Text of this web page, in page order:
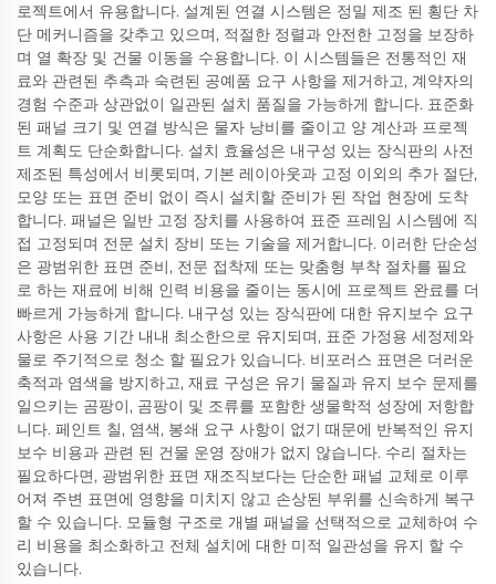
로젝트에서 유용합니다. 설계된 연결 시스템은 정밀 제조 된 횡단 차
단 메커니즘을 갖추고 있으며, 적절한 정렬과 안전한 고정을 보장하
며 열 확장 및 건물 이동을 수용합니다. 이 시스템들은 전통적인 재
료와 관련된 추측과 숙련된 공예품 요구 사항을 제거하고, 계약자의
경험 수준과 상관없이 일관된 설치 품질을 가능하게 합니다. 표준화
된 패널 크기 및 연결 방식은 물자 낭비를 줄이고 양 계산과 프로젝
트 계획도 단순화합니다. 설치 효율성은 내구성 있는 장식판의 사전
제조된 특성에서 비롯되며, 기본 레이아웃과 고정 이외의 추가 절단,
모양 또는 표면 준비 없이 즉시 설치할 준비가 된 작업 현장에 도착
합니다. 패널은 일반 고정 장치를 사용하여 표준 프레임 시스템에 직
접 고정되며 전문 설치 장비 또는 기술을 제거합니다. 이러한 단순성
은 광범위한 표면 준비, 전문 접착제 또는 맞춤형 부착 절차를 필요
로 하는 재료에 비해 인력 비용을 줄이는 동시에 프로젝트 완료를 더
빠르게 가능하게 합니다. 내구성 있는 장식판에 대한 유지보수 요구
사항은 사용 기간 내내 최소한으로 유지되며, 표준 가정용 세정제와
물로 주기적으로 청소 할 필요가 있습니다. 비포러스 표면은 더러운
축적과 염색을 방지하고, 재료 구성은 유기 물질과 유지 보수 문제를
일으키는 곰팡이, 곰팡이 및 조류를 포함한 생물학적 성장에 저항합
니다. 페인트 칠, 염색, 봉쇄 요구 사항이 없기 때문에 반복적인 유지
보수 비용과 관련 된 건물 운영 장애가 없지 않습니다. 수리 절차는
필요하다면, 광범위한 표면 재조직보다는 단순한 패널 교체로 이루
어져 주변 표면에 영향을 미치지 않고 손상된 부위를 신속하게 복구
할 수 있습니다. 모듈형 구조로 개별 패널을 선택적으로 교체하여 수
리 비용을 최소화하고 전체 설치에 대한 미적 일관성을 유지 할 수
있습니다.